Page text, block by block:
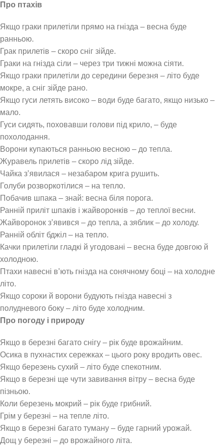
Про птахів
Якщо граки прилетіли прямо на гнізда – весна буде
ранньою.
Грак прилетів – скоро сніг зійде.
Граки на гнізда сіли – через три тижні можна сіяти.
Якщо граки прилетіли до середини березня – літо буде
мокре, а сніг зійде рано.
Якщо гуси летять високо – води буде багато, якщо низько –
мало.
Гуси сидять, поховавши голови під крило, – буде
похолодання.
Ворони купаються ранньою весною – до тепла.
Журавель прилетів – скоро лід зійде.
Чайка з’явилася – незабаром крига рушить.
Голуби розворкотілися – на тепло.
Побачив шпака – знай: весна біля порога.
Ранній приліт шпаків і жайворонків – до теплої весни.
Жайворонок з’явився – до тепла, а зяблик – до холоду.
Ранній обліт бджіл – на тепло.
Качки прилетіли гладкі й угодовані – весна буде довгою й
холодною.
Птахи навесні в’ють гнізда на сонячному боці – на холодне
літо.
Якщо сороки й ворони будують гнізда навесні з
полудневого боку – літо буде холодним.
Про погоду і природу
Якщо в березні багато снігу – рік буде врожайним.
Осика в пухнастих сережках – цього року вродить овес.
Якщо березень сухий – літо буде спекотним.
Якщо в березні ще чути завивання вітру – весна буде
пізньою.
Коли березень мокрий – рік буде грибний.
Грім у березні – на тепле літо.
Якщо в березні багато туману – буде гарний урожай.
Дощ у березні – до врожайного літа.